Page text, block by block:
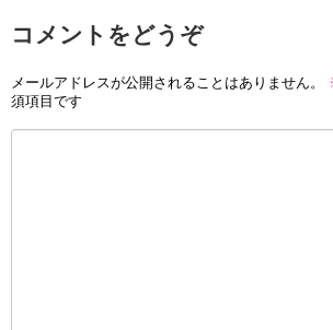
コメントをどうぞ
メールアドレスが公開されることはありません。
須項目です